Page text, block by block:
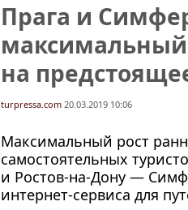
Прага и
максимальный
на
turpressa.com 20.03.2019 10:06
Максимальный рост
самостоятельных
и Ростов-на-Дону —
интернет-сервиса для